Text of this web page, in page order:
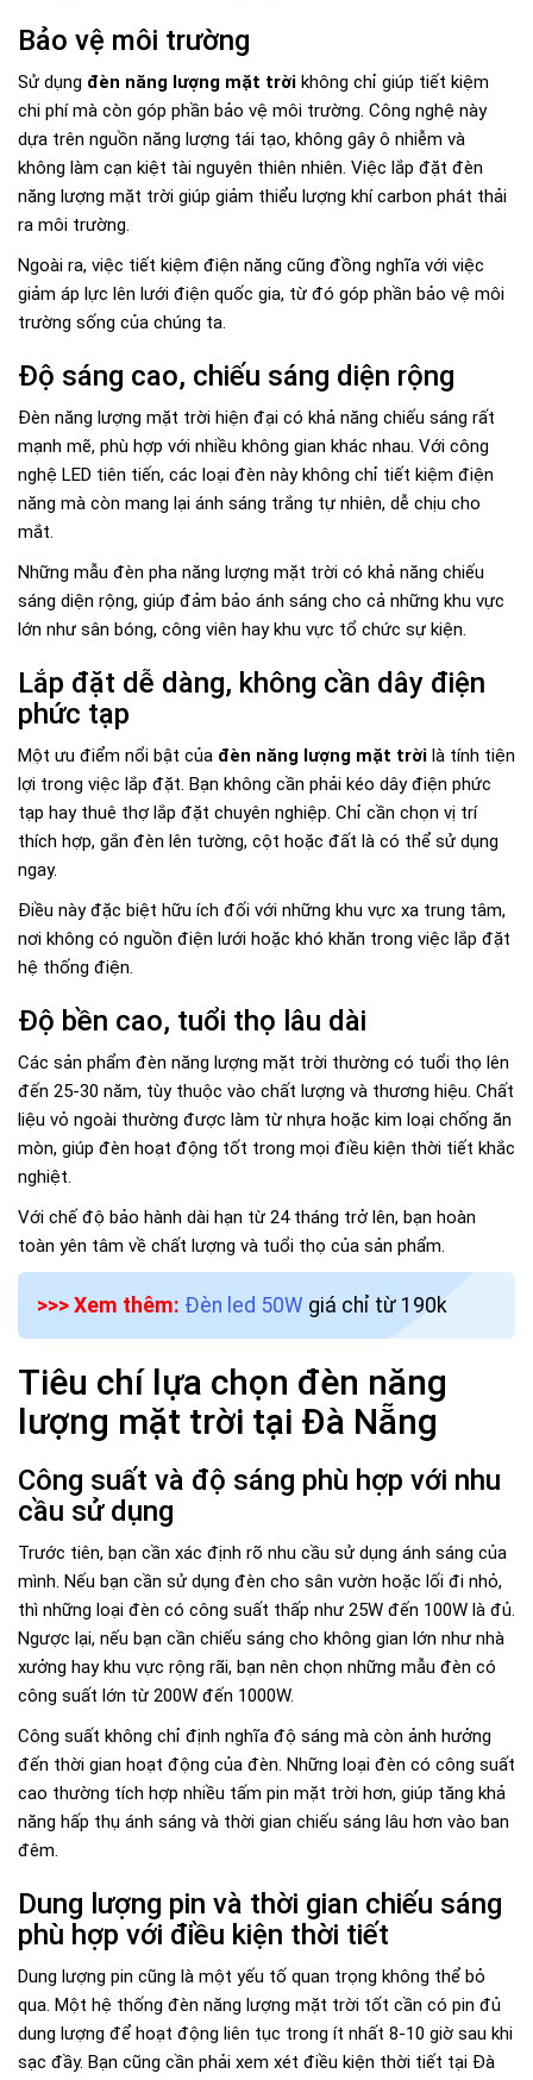
Bảo vệ môi trường
Sử dụng đèn năng lượng mặt trời không chỉ giúp tiết kiệm
chi phí mà còn góp phần bảo vệ môi trường. Công nghệ này
dựa trên nguồn năng lượng tái tạo, không gây ô nhiễm và
không làm cạn kiệt tài nguyên thiên nhiên. Việc lắp đặt đèn
năng lượng mặt trời giúp giảm thiểu lượng khí carbon phát thải
ra môi trường.
Ngoài ra, việc tiết kiệm điện năng cũng đồng nghĩa với việc
giảm áp lực lên lưới điện quốc gia, từ đó góp phần bảo vệ môi
trường sống của chúng ta.
Độ sáng cao, chiếu sáng diện rộng
Đèn năng lượng mặt trời hiện đại có khả năng chiếu sáng rất
mạnh mẽ, phù hợp với nhiều không gian khác nhau. Với công
nghệ LED tiên tiến, các loại đèn này không chỉ tiết kiệm điện
năng mà còn mang lại ánh sáng trắng tự nhiên, dễ chịu cho
mắt.
Những mẫu đèn pha năng lượng mặt trời có khả năng chiếu
sáng diện rộng, giúp đảm bảo ánh sáng cho cả những khu vực
lớn như sân bóng, công viên hay khu vực tổ chức sự kiện.
Lắp đặt dễ dàng, không cần dây điện
phức tạp
Một ưu điểm nổi bật của đèn năng lượng mặt trời là tính tiện
lợi trong việc lắp đặt. Bạn không cần phải kéo dây điện phức
tạp hay thuê thợ lắp đặt chuyên nghiệp. Chỉ cần chọn vị trí
thích hợp, gắn đèn lên tường, cột hoặc đất là có thể sử dụng
ngay.
Điều này đặc biệt hữu ích đối với những khu vực xa trung tâm,
nơi không có nguồn điện lưới hoặc khó khăn trong việc lắp đặt
hệ thống điện.
Độ bền cao, tuổi thọ lâu dài
Các sản phẩm đèn năng lượng mặt trời thường có tuổi thọ lên
đến 25-30 năm, tùy thuộc vào chất lượng và thương hiệu. Chất
liệu vỏ ngoài thường được làm từ nhựa hoặc kim loại chống ăn
mòn, giúp đèn hoạt động tốt trong mọi điều kiện thời tiết khắc
nghiệt.
Với chế độ bảo hành dài hạn từ 24 tháng trở lên, bạn hoàn
toàn yên tâm về chất lượng và tuổi thọ của sản phẩm.
>>> Xem thêm: Đèn led 50W giá chỉ từ 190k
Tiêu chí lựa chọn đèn năng
lượng mặt trời tại Đà Nẵng
Công suất và độ sáng phù hợp với nhu
cầu sử dụng
Trước tiên, bạn cần xác định rõ nhu cầu sử dụng ánh sáng của
mình. Nếu bạn cần sử dụng đèn cho sân vườn hoặc lối đi nhỏ,
thì những loại đèn có công suất thấp như 25W đến 100W là đủ.
Ngược lại, nếu bạn cần chiếu sáng cho không gian lớn như nhà
xưởng hay khu vực rộng rãi, bạn nên chọn những mẫu đèn có
công suất lớn từ 200W đến 1000W.
Công suất không chỉ định nghĩa độ sáng mà còn ảnh hưởng
đến thời gian hoạt động của đèn. Những loại đèn có công suất
cao thường tích hợp nhiều tấm pin mặt trời hơn, giúp tăng khả
năng hấp thụ ánh sáng và thời gian chiếu sáng lâu hơn vào ban
đêm.
Dung lượng pin và thời gian chiếu sáng
phù hợp với điều kiện thời tiết
Dung lượng pin cũng là một yếu tố quan trọng không thể bỏ
qua. Một hệ thống đèn năng lượng mặt trời tốt cần có pin đủ
dung lượng để hoạt động liên tục trong ít nhất 8-10 giờ sau khi
sạc đầy. Bạn cũng cần phải xem xét điều kiện thời tiết tại Đà